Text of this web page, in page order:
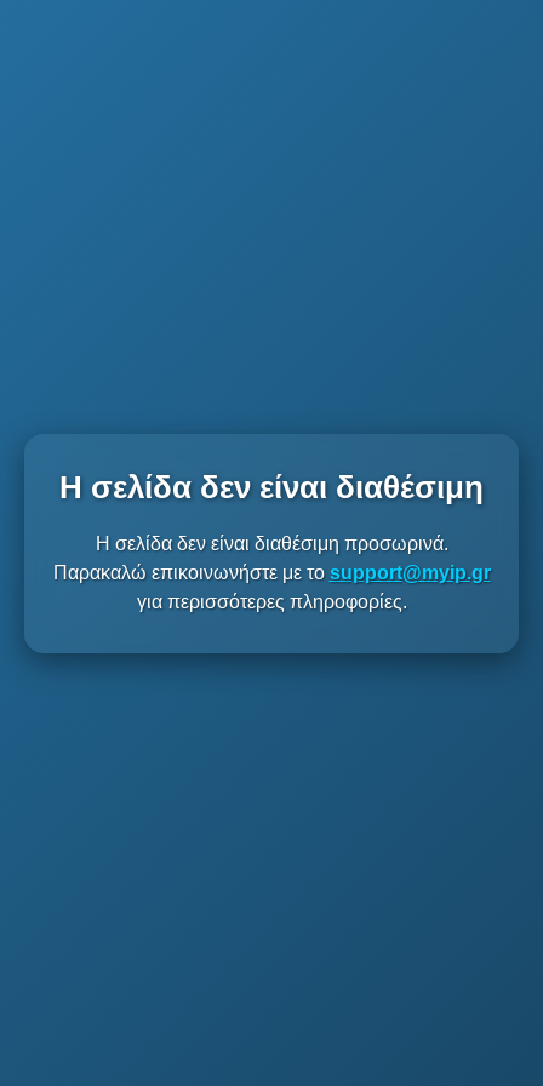
Η σελίδα δεν είναι διαθέσιμη
Η σελίδα δεν είναι διαθέσιμη προσωρινά.
Παρακαλώ επικοινωνήστε με το support@myip.gr
για περισσότερες πληροφορίες.